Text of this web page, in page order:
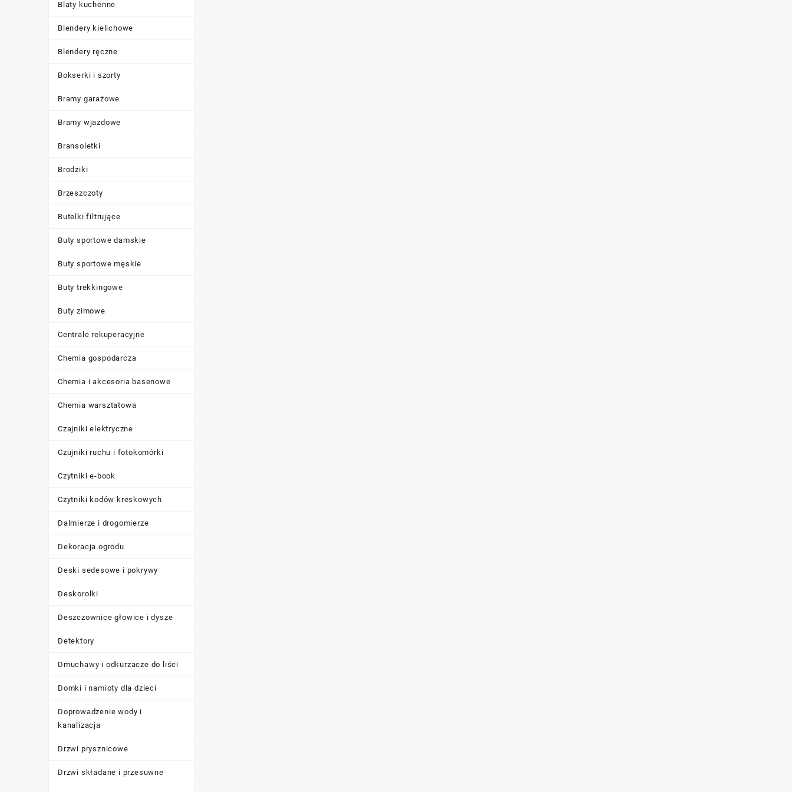
Blaty kuchenne
Blendery kielichowe
Blendery ręczne
Bokserki i szorty
Bramy garażowe
Bramy wjazdowe
Bransoletki
Brodziki
Brzeszczoty
Butelki filtrujące
Buty sportowe damskie
Buty sportowe męskie
Buty trekkingowe
Buty zimowe
Centrale rekuperacyjne
Chemia gospodarcza
Chemia i akcesoria basenowe
Chemia warsztatowa
Czajniki elektryczne
Czujniki ruchu i fotokomórki
Czytniki e-book
Czytniki kodów kreskowych
Dalmierze i drogomierze
Dekoracja ogrodu
Deski sedesowe i pokrywy
Deskorolki
Deszczownice głowice i dysze
Detektory
Dmuchawy i odkurzacze do liści
Domki i namioty dla dzieci
Doprowadzenie wody i
kanalizacja
Drzwi prysznicowe
Drzwi składane i przesuwne